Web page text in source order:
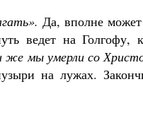
Да, вполне
ведет на Голгофу,
же мы умерли со
на лужах.